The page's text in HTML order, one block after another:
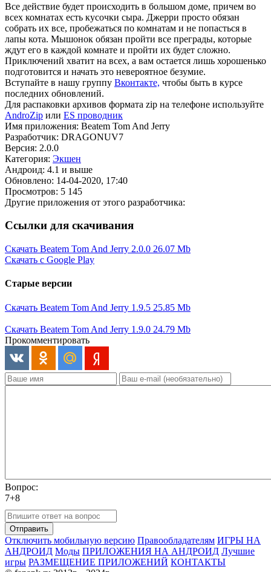
Все действие будет происходить в большом доме, причем во
всех комнатах есть кусочки сыра. Джерри просто обязан
собрать их все, пробежаться по комнатам и не попасться в
лапы кота. Мышонок обязан пройти все преграды, которые
ждут его в каждой комнате и пройти их будет сложно.
Приключений хватит на всех, а вам остается лишь хорошенько
подготовится и начать это невероятное безумие.
Вступайте в нашу группу Вконтакте, чтобы быть в курсе
последних обновлений.
Для распаковки архивов формата zip на телефоне используйте
AndroZip или ES проводник
Имя приложения: Beatem Tom And Jerry
Разработчик: DRAGONUV7
Версия: 2.0.0
Категория: Экшен
Андроид: 4.1 и выше
Обновлено: 14-04-2020, 17:40
Просмотров: 5 145
Другие приложения от этого разработчика:
Ссылки для скачивания
Скачать Beatem Tom And Jerry 2.0.0 26.07 Mb
Скачать с Google Play
Старые версии
Скачать Beatem Tom And Jerry 1.9.5 25.85 Mb
Скачать Beatem Tom And Jerry 1.9.0 24.79 Mb
Прокомментировать
Вопрос:
7+8
Отправить
Отключить мобильную версию Правообладателям ИГРЫ НА
АНДРОИД Моды ПРИЛОЖЕНИЯ НА АНДРОИД Лучшие
игры РАЗМЕЩЕНИЕ ПРИЛОЖЕНИЙ КОНТАКТЫ